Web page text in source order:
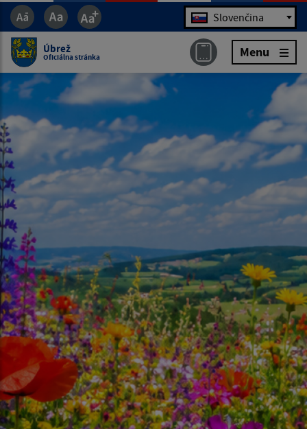
Jazyk Slovenčina
Úbrež
Oficiálna stránka Menu